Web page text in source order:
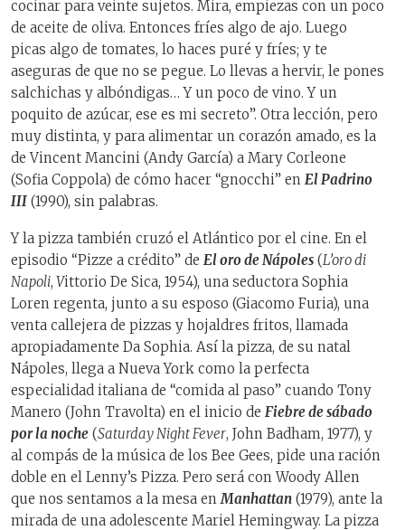
cocinar para veinte sujetos. Mira, empiezas con un poco
de aceite de oliva. Entonces fríes algo de ajo. Luego
picas algo de tomates, lo haces puré y fríes; y te
aseguras de que no se pegue. Lo llevas a hervir, le pones
salchichas y albóndigas… Y un poco de vino. Y un
poquito de azúcar, ese es mi secreto”. Otra lección, pero
muy distinta, y para alimentar un corazón amado, es la
de Vincent Mancini (Andy García) a Mary Corleone
(Sofia Coppola) de cómo hacer “gnocchi” en El Padrino
III (1990), sin palabras.
Y la pizza también cruzó el Atlántico por el cine. En el
episodio “Pizze a crédito” de El oro de Nápoles (L’oro di
Napoli, Vittorio De Sica, 1954), una seductora Sophia
Loren regenta, junto a su esposo (Giacomo Furia), una
venta callejera de pizzas y hojaldres fritos, llamada
apropiadamente Da Sophia. Así la pizza, de su natal
Nápoles, llega a Nueva York como la perfecta
especialidad italiana de “comida al paso” cuando Tony
Manero (John Travolta) en el inicio de Fiebre de sábado
por la noche (Saturday Night Fever, John Badham, 1977), y
al compás de la música de los Bee Gees, pide una ración
doble en el Lenny’s Pizza. Pero será con Woody Allen
que nos sentamos a la mesa en Manhattan (1979), ante la
mirada de una adolescente Mariel Hemingway. La pizza